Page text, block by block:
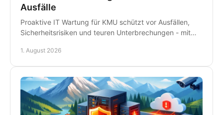
Ausfälle
Proaktive IT Wartung für KMU schützt vor Ausfällen,
Sicherheitsrisiken und teuren Unterbrechungen - mit
1. August 2026